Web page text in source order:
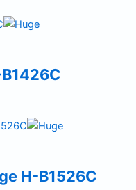
H-B1526C